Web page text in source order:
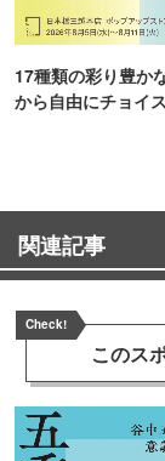
17種類の彩り豊か
から自由にチョイ
関連記事
Check!
このス